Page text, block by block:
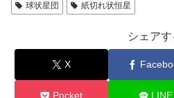
球状星団
紙切れ状恒星
シェアす
X
Pocket LINE